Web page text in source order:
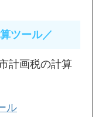
ツール／
計画税の計算
ル